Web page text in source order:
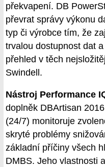
překvapení. DB
převrat správy výkonu
typ či výrobce tím, že
trvalou dostupnost dat
přehled v těch
Swindell.
Nástroj Performance
doplněk DBArtisan
(24/7) monitoruje
skryté problémy
základní příčiny všech
DMBS. Jeho vlastnosti